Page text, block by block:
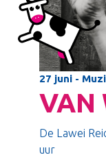
27 juni -
VAN
De Lawei
uur